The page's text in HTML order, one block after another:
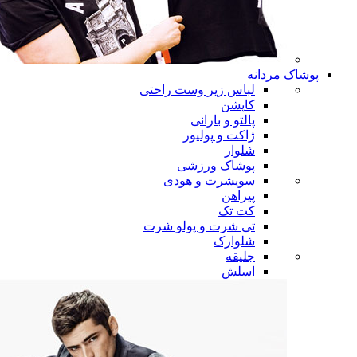
پوشاک مردانه
لباس زیر وست راحتی
کاپشن
پالتو و بارانی
ژاکت و پولیور
شلوار
پوشاک ورزشی
سویشرت و هودی
پیراهن
کت تک
تی شرت و پولو شرت
شلوارک
جلیقه
اسلش